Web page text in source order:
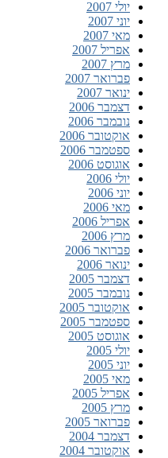
מאי 2007
אפריל 2007
מרץ 2007
פברואר 2007
ינואר 2007
דצמבר 2006
נובמבר 2006
אוקטובר 2006
ספטמבר 2006
אוגוסט 2006
מאי 2006
אפריל 2006
מרץ 2006
פברואר 2006
ינואר 2006
דצמבר 2005
נובמבר 2005
אוקטובר 2005
ספטמבר 2005
אוגוסט 2005
מאי 2005
אפריל 2005
מרץ 2005
פברואר 2005
דצמבר 2004
אוקטובר 2004